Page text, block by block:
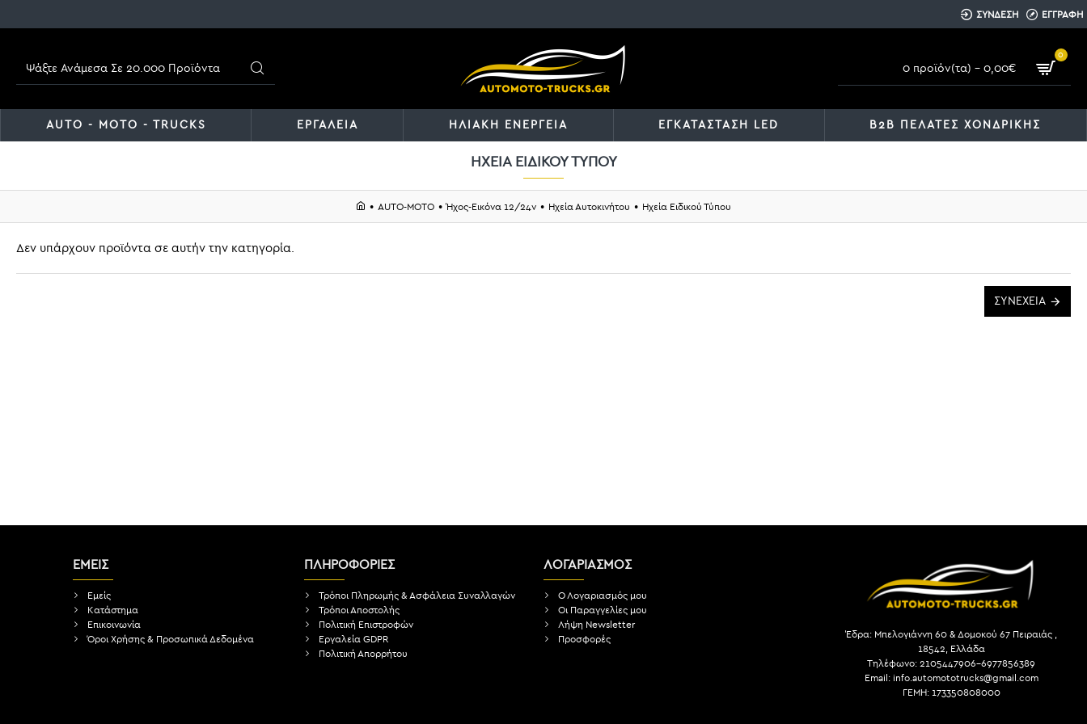
ΣΥΝΔΕΣΗ ΕΓΓΡΑΦΗ
0 προϊόν(τα) - 0,00€
0
AUTO - MOTO - TRUCKS ΕΡΓΑΛΕΙΑ ΗΛΙΑΚΗ ΕΝΕΡΓΕΙΑ ΕΓΚΑΤΑΣΤΑΣΗ LED B2B ΠΕΛΑΤΕΣ ΧΟΝΔΡΙΚΗΣ
AUTO-MOTO Ήχος-Εικόνα 12/24v Ηχεία Αυτοκινήτου Ηχεία Ειδικού Τύπου
ΗΧΕΊΑ ΕΙΔΙΚΟΎ ΤΎΠΟΥ
Δεν υπάρχουν προϊόντα σε αυτήν την κατηγορία.
ΣΥΝΈΧΕΙΑ
ΕΜΕΙΣ
Εμείς
Κατάστημα
Επικοινωνία
Όροι Χρήσης & Προσωπικά Δεδομένα
ΠΛΗΡΟΦΟΡΙΕΣ
Τρόποι Πληρωμής & Ασφάλεια Συναλλαγών
Τρόποι Αποστολής
Πολιτική Επιστροφών
Εργαλεία GDPR
Πολιτική Απορρήτου
ΛΟΓΑΡΙΑΣΜΟΣ
Ο Λογαριασμός μου
Οι Παραγγελίες μου
Λήψη Newsletter
Προσφορές
Έδρα: Μπελογιάννη 60 & Δομοκού 67 Πειραιάς ,
18542, Ελλάδα
Τηλέφωνο: 2105447906-6977856389
Email: info.automototrucks@gmail.com
ΓΕΜΗ: 173350808000